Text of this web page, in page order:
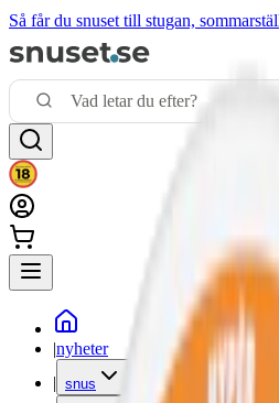
Så får du snuset till stugan,
|nyheter
| snus